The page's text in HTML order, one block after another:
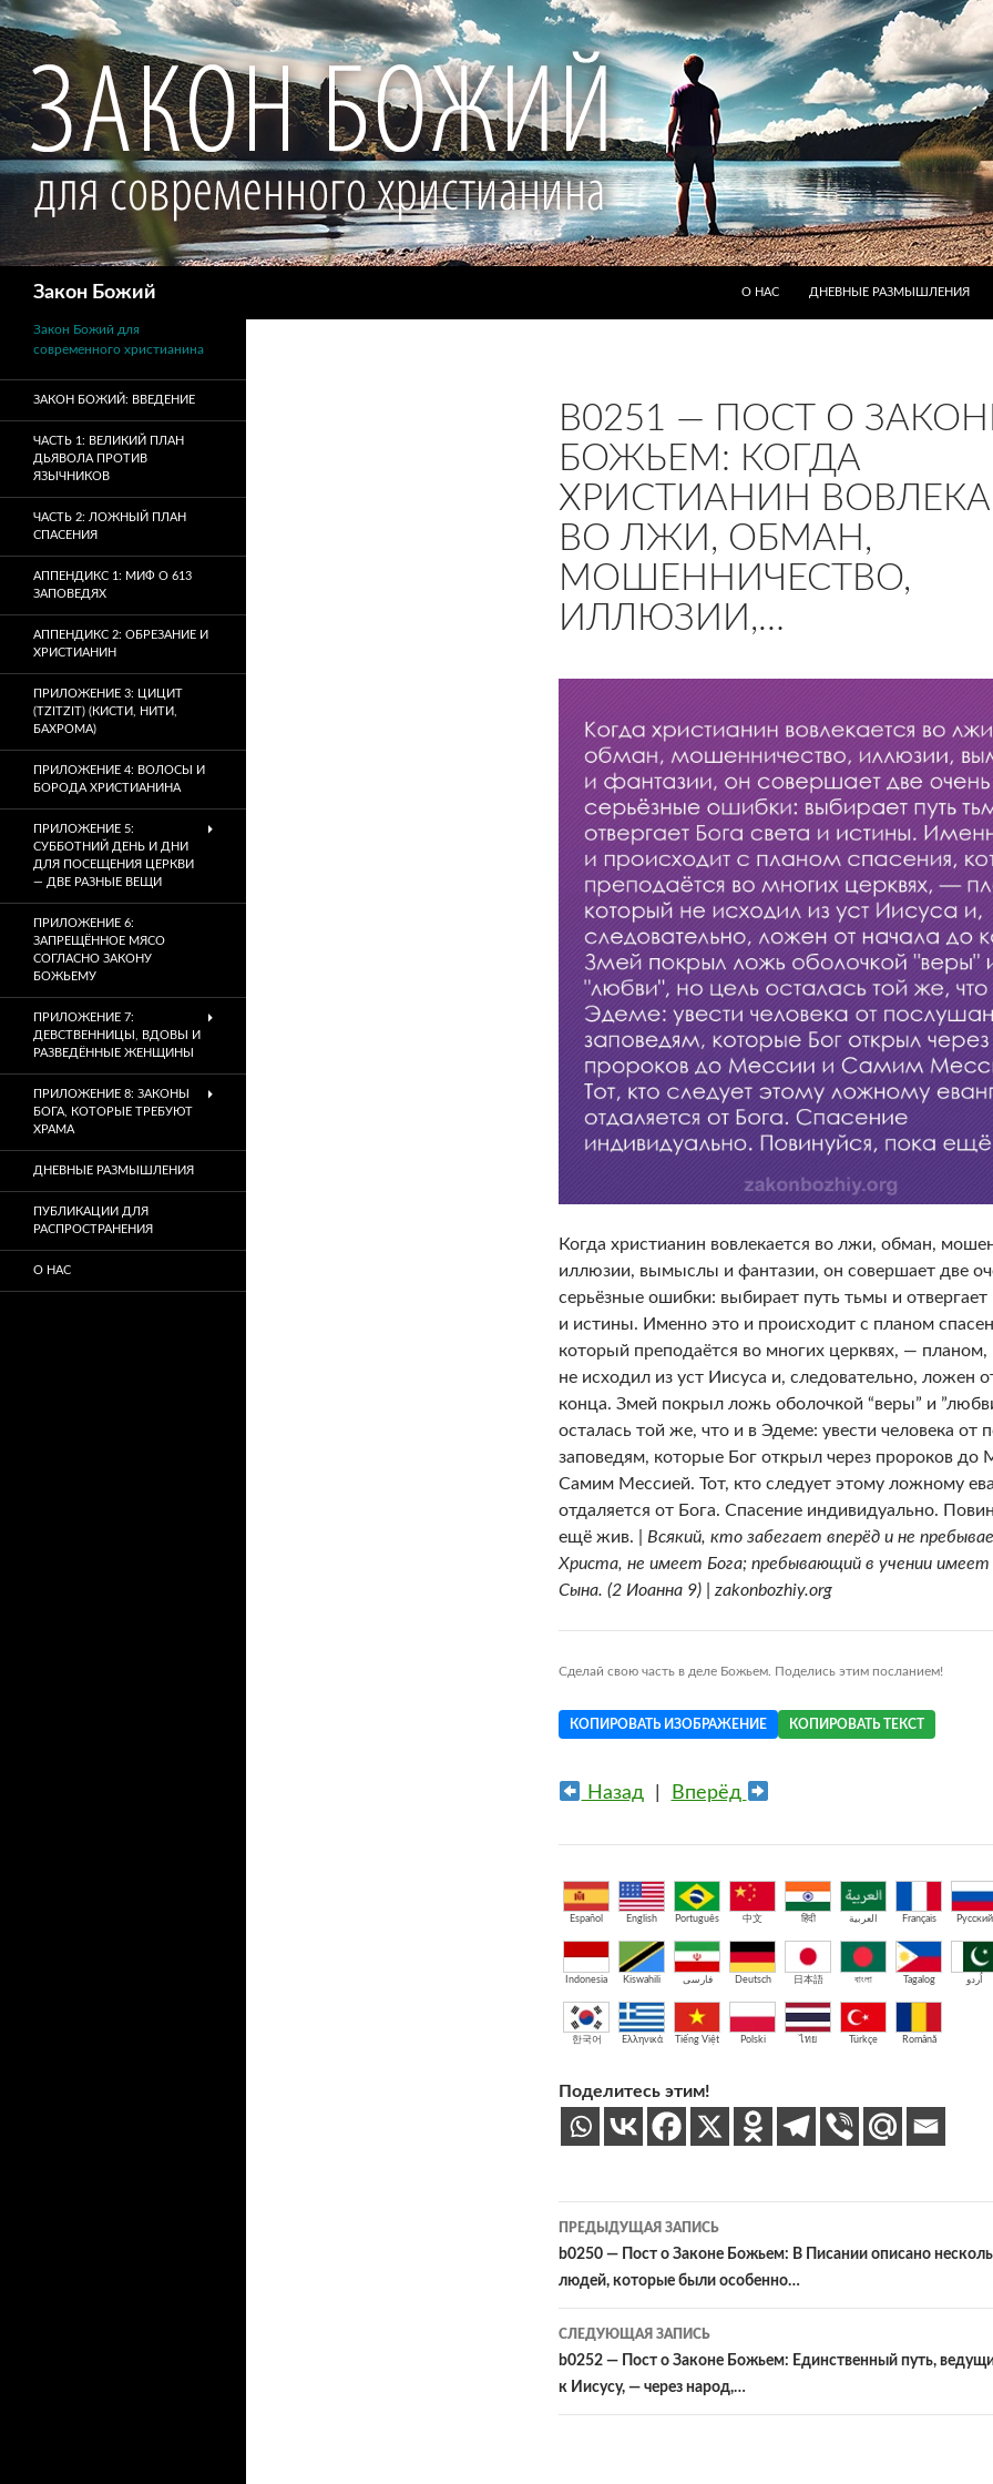
Закон Божий
О НАС
ДНЕВНЫЕ РАЗМЫШЛЕНИЯ
B0251 — ПОСТ О
БОЖЬЕМ: КОГДА
ХРИСТИАНИН
ВО ЛЖИ, ОБМАН,
МОШЕННИЧЕСТВО,
ИЛЛЮЗИИ,…
Когда христианин вовлекается во лжи, обман,
иллюзии, вымыслы и фантазии, он совершает две
серьёзные ошибки: выбирает путь тьмы и отвергает
и истины. Именно это и происходит с планом
который преподаётся во многих церквях, —
не исходил из уст Иисуса и, следовательно, ложен
конца. Змей покрыл ложь оболочкой “веры” и
осталась той же, что и в Эдеме: увести человека от
заповедям, которые Бог открыл через пророков до
Самим Мессией. Тот, кто следует этому ложному
отдаляется от Бога. Спасение индивидуально.
ещё жив. | Всякий, кто забегает вперёд и не
Христа, не имеет Бога; пребывающий в учении
Сына. (2 Иоанна 9) | zakonbozhiy.org
Сделай свою часть в деле Божьем. Поделись этим посланием!
КОПИРОВАТЬ ИЗОБРАЖЕНИЕ КОПИРОВАТЬ ТЕКСТ
Назад| Вперёд
Español English Português 中文 हिंदी العربية Français Русский
Indonesia Kiswahili فارسی Deutsch 日本語 বাংলা Tagalog اُردو
한국어 Ελληνικά Tiếng Việt Polski ไทย Türkçe Română
Поделитесь этим!
Навигация
по
записям
ПРЕДЫДУЩАЯ ЗАПИСЬ
b0250 — Пост о Законе Божьем: В Писании описано
людей, которые были особенно…
СЛЕДУЮЩАЯ ЗАПИСЬ
b0252 — Пост о Законе Божьем: Единственный путь,
к Иисусу, — через народ,…
Закон Божий для
современного христианина
ЗАКОН БОЖИЙ: ВВЕДЕНИЕ
ЧАСТЬ 1: ВЕЛИКИЙ ПЛАН
ДЬЯВОЛА ПРОТИВ
ЯЗЫЧНИКОВ
ЧАСТЬ 2: ЛОЖНЫЙ ПЛАН
СПАСЕНИЯ
АППЕНДИКС 1: МИФ О 613
ЗАПОВЕДЯХ
АППЕНДИКС 2: ОБРЕЗАНИЕ И
ХРИСТИАНИН
ПРИЛОЖЕНИЕ 3: ЦИЦИТ
(TZITZIT) (КИСТИ, НИТИ,
БАХРОМА)
ПРИЛОЖЕНИЕ 4: ВОЛОСЫ И
БОРОДА ХРИСТИАНИНА
ПРИЛОЖЕНИЕ 5:
СУББОТНИЙ ДЕНЬ И ДНИ
ДЛЯ ПОСЕЩЕНИЯ ЦЕРКВИ
— ДВЕ РАЗНЫЕ ВЕЩИ
ПРИЛОЖЕНИЕ 6:
ЗАПРЕЩЁННОЕ МЯСО
СОГЛАСНО ЗАКОНУ
БОЖЬЕМУ
ПРИЛОЖЕНИЕ 7:
ДЕВСТВЕННИЦЫ, ВДОВЫ И
РАЗВЕДЁННЫЕ ЖЕНЩИНЫ
ПРИЛОЖЕНИЕ 8: ЗАКОНЫ
БОГА, КОТОРЫЕ ТРЕБУЮТ
ХРАМА
ДНЕВНЫЕ РАЗМЫШЛЕНИЯ
ПУБЛИКАЦИИ ДЛЯ
РАСПРОСТРАНЕНИЯ
О НАС